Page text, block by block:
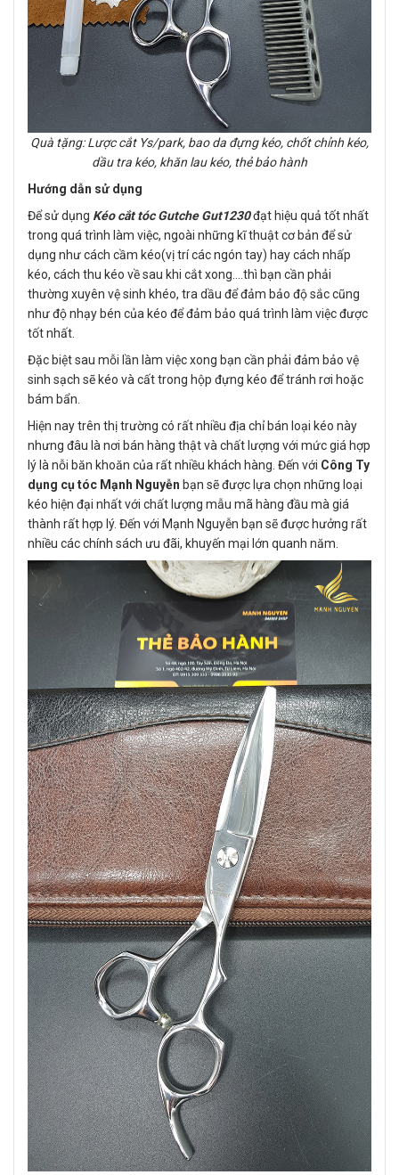
Quà tặng: Lược cắt Ys/park, bao da đựng kéo, chốt chỉnh kéo,
dầu tra kéo, khăn lau kéo, thẻ bảo hành
Hướng dẫn sử dụng
Để sử dụng Kéo cắt tóc Gutche Gut1230đạt hiệu quả tốt nhất
trong quá trình làm việc, ngoài những kĩ thuật cơ bản để sử
dụng như cách cầm kéo(vị trí các ngón tay) hay cách nhấp
kéo, cách thu kéo về sau khi cắt xong….thì bạn cần phải
thường xuyên vệ sinh khéo, tra dầu để đảm bảo độ sắc cũng
như độ nhạy bén của kéo để đảm bảo quá trình làm việc được
tốt nhất.
Đặc biệt sau mỗi lần làm việc xong bạn cần phải đảm bảo vệ
sinh sạch sẽ kéo và cất trong hộp đựng kéo để tránh rơi hoặc
bám bẩn.
Hiện nay trên thị trường có rất nhiều địa chỉ bán loại kéo này
nhưng đâu là nơi bán hàng thật và chất lượng với mức giá hợp
lý là nỗi băn khoăn của rất nhiều khách hàng. Đến với Công Ty
dụng cụ tóc Mạnh Nguyễn bạn sẽ được lựa chọn những loại
kéo hiện đại nhất với chất lượng mẫu mã hàng đầu mà giá
thành rất hợp lý. Đến với Mạnh Nguyễn bạn sẽ được hưởng rất
nhiều các chính sách ưu đãi, khuyến mại lớn quanh năm.